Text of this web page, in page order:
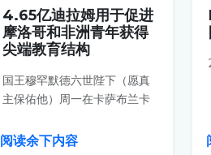
4.65亿迪拉姆用于促进
摩洛哥和非洲青年获得
尖端教育结构
国王穆罕默德六世陛下（愿真
主保佑他）周一在卡萨布兰卡
阅读余下内容